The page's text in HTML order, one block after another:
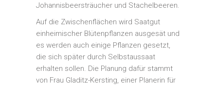
Johannisbeersträucher und Stachelbeeren.
Auf die Zwischenflächen wird Saatgut
einheimischer Blütenpflanzen ausgesät und
es werden auch einige Pflanzen gesetzt,
die sich später durch Selbstaussaat
erhalten sollen. Die Planung dafür stammt
von Frau Gladitz-Kersting, einer Planerin für